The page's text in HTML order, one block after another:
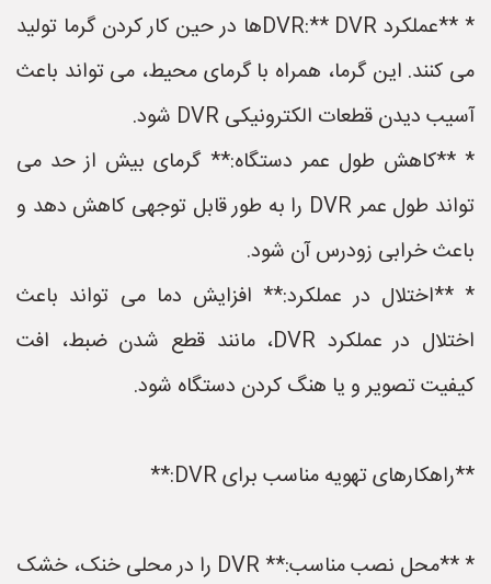
* **عملکرد DVR:** DVRها در حین کار کردن گرما تولید
می کنند. این گرما، همراه با گرمای محیط، می تواند باعث
آسیب دیدن قطعات الکترونیکی DVR شود.
* **کاهش طول عمر دستگاه:** گرمای بیش از حد می
تواند طول عمر DVR را به طور قابل توجهی کاهش دهد و
باعث خرابی زودرس آن شود.
* **اختلال در عملکرد:** افزایش دما می تواند باعث
اختلال در عملکرد DVR، مانند قطع شدن ضبط، افت
کیفیت تصویر و یا هنگ کردن دستگاه شود.
**راهکارهای تهویه مناسب برای DVR:**
* **محل نصب مناسب:** DVR را در محلی خنک، خشک